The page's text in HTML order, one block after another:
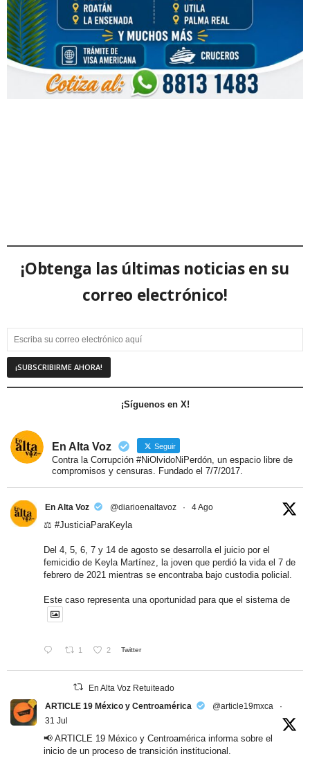
¡Obtenga las últimas noticias en su
correo electrónico!
¡Síguenos en X!
En Alta Voz Seguir
Contra la Corrupción #NiOlvidoNiPerdón, un espacio libre de
compromisos y censuras. Fundado el 7/7/2017.
En Alta Voz @diarioenaltavoz · 4 Ago
⚖️ #JusticiaParaKeyla
Del 4, 5, 6, 7 y 14 de agosto se desarrolla el juicio por el
femicidio de Keyla Martínez, la joven que perdió la vida el 7 de
febrero de 2021 mientras se encontraba bajo custodia policial.
Este caso representa una oportunidad para que el sistema de
1 2 Twitter
En Alta Voz Retuiteado
ARTICLE 19 México y Centroamérica
@article19mxca
·
31 Jul
📢 ARTICLE 19 México y Centroamérica informa sobre el
inicio de un proceso de transición institucional.